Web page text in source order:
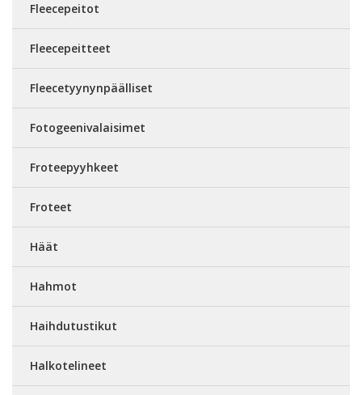
Fleecepeitot
Fleecepeitteet
Fleecetyynynpäälliset
Fotogeenivalaisimet
Froteepyyhkeet
Froteet
Häät
Hahmot
Haihdutustikut
Halkotelineet